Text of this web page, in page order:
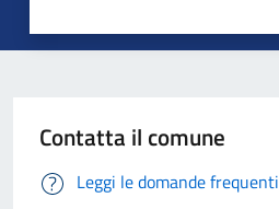
Contatta il comune
Leggi le domande frequenti